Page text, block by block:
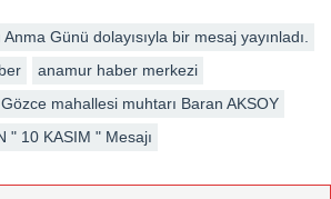
Anma Günü dolayısıyla bir mesaj yayınladı.
anamur haber merkezi
Gözce mahallesi muhtarı Baran AKSOY
" 10 KASIM " Mesajı